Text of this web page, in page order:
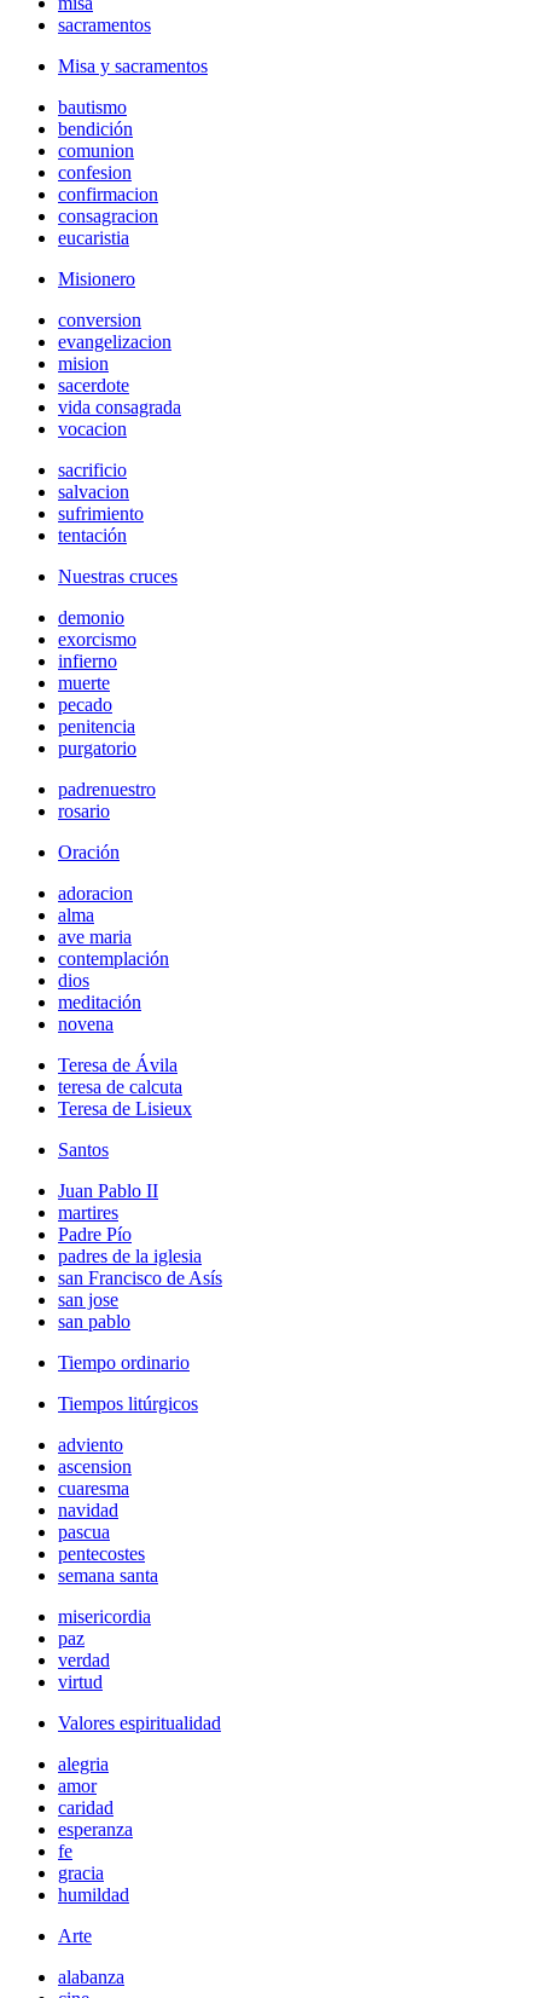
sacramentos
Misa y sacramentos
bautismo
bendición
comunion
confesion
confirmacion
consagracion
eucaristia
Misionero
conversion
evangelizacion
mision
sacerdote
vida consagrada
vocacion
sacrificio
salvacion
sufrimiento
tentación
Nuestras cruces
demonio
exorcismo
infierno
muerte
pecado
penitencia
purgatorio
padrenuestro
rosario
Oración
adoracion
alma
ave maria
contemplación
dios
meditación
novena
Teresa de Ávila
teresa de calcuta
Teresa de Lisieux
Santos
Juan Pablo II
martires
Padre Pío
padres de la iglesia
san Francisco de Asís
san jose
san pablo
Tiempo ordinario
Tiempos litúrgicos
adviento
ascension
cuaresma
navidad
pascua
pentecostes
semana santa
misericordia
paz
verdad
virtud
Valores espiritualidad
alegria
amor
caridad
esperanza
fe
gracia
humildad
Arte
alabanza